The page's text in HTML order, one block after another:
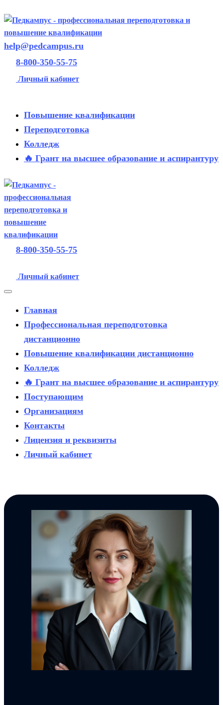
help@pedcampus.ru
8-800-350-55-75
Личный кабинет
Повышение квалификации
Переподготовка
Колледж
🔥 Грант на высшее образование и аспирантуру
8-800-350-55-75
Личный кабинет
Главная
Профессиональная переподготовка
дистанционно
Повышение квалификации дистанционно
Колледж
🔥 Грант на высшее образование и аспирантуру
Поступающим
Организациям
Контакты
Лицензия и реквизиты
Личный кабинет